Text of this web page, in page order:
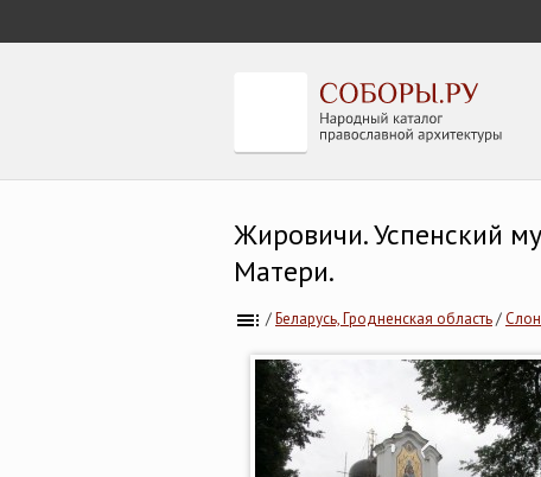
Жировичи. Успенский
Матери.
/Беларусь, Гродненская область/